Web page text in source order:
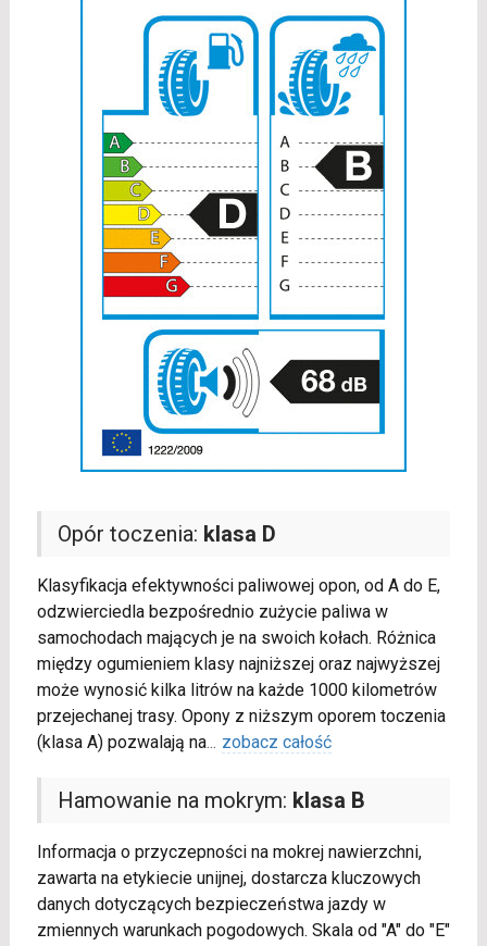
Opór toczenia: klasa D
Klasyfikacja efektywności paliwowej opon, od A do E,
odzwierciedla bezpośrednio zużycie paliwa w
samochodach mających je na swoich kołach. Różnica
między ogumieniem klasy najniższej oraz najwyższej
może wynosić kilka litrów na każde 1000 kilometrów
przejechanej trasy. Opony z niższym oporem toczenia
(klasa A) pozwalają na... zobacz całość
Hamowanie na mokrym: klasa B
Informacja o przyczepności na mokrej nawierzchni,
zawarta na etykiecie unijnej, dostarcza kluczowych
danych dotyczących bezpieczeństwa jazdy w
zmiennych warunkach pogodowych. Skala od "A" do "E"